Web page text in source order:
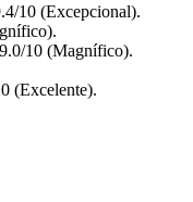
10 (Excepcional).
10 (Magnífico).
(Excelente).